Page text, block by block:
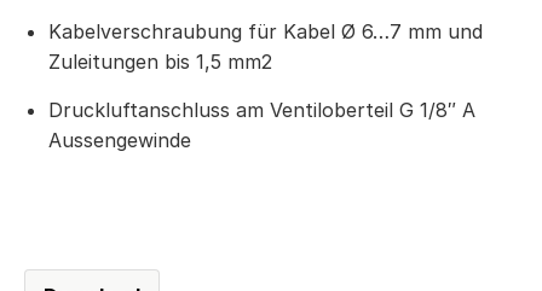
Kabelverschraubung für Kabel Ø 6…7 mm und
Zuleitungen bis 1,5 mm2
Druckluftanschluss am Ventiloberteil G 1/8″ A
Aussengewinde